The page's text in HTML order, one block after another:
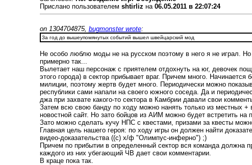
Прислано пользователем shtirliz на 06.05.2011 в 22:07:24
on 1304704875, bugmonster wrote:
За год до вышеупомянутых событий вышел швейцарский мод
Не особо люблю моды не на русском поэтому в него я не играл.
примерно так...
Вылетает наш персонаж с приятелем отдохнуть на юг, девочек
этого города) в сектор прибывает враг. Причем много.
милиции, поэтому жертв будет много. Периодически можно
республики сами напали на своего южного соседа. Да и
джа при захвате какого-то сектора в Камбрии давали свои
Затем всю свою банду по ходу можно нанять только из местных
новостной сайт. Но зато бойцов из АИМ можно будет встретить
Зато можно сделать кучу НПС с квестами, призами за квесты
Главная цель нашего героя: по ходу игры он должен найти
видео-доказательства ((с) х/ф "Олимпус-инферно") ;)
Причем по прибытии в определенный сектор вся команда должна
каждого из них убегающий ЧВ дает свои комментарии.
В краце пока так.